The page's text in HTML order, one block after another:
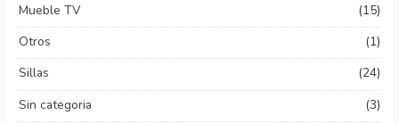
Mueble TV
(15)
Otros
(1)
Sillas
(24)
Sin categoria
(3)